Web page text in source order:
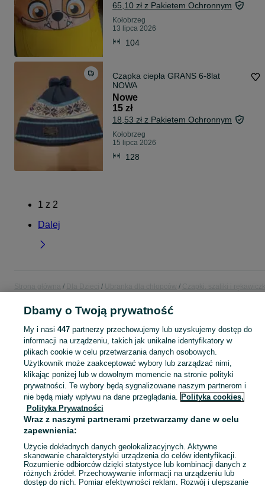
65,10 zł z Pakietem Ochronnym
Kołobrzeg
13 lipca 2026
104
Czapka ciepła GRANS 6-8lat
NOWA
Nowe
15 zł
18,53 zł z Pakietem Ochronnym
Kołobrzeg
15 lipca 2026
128
1 z 2
Dalej
Strona główna Ubranka dla chłopców
Czapki, szaliki i
- Kołobrzeg
KATEGORIA
ubranko do chrztu dla chłopca,ubranka na roczek dla chłopca Zobacz
Mapa kategorii
Mapa miejscowości
Mapa ministron
Popularne wyszukiwania
Dbamy o Twoją prywatność
My i nasi 447partnerzy przechowujemy lub uzyskujemy dostęp do
informacji na urządzeniu, takich jak unikalne identyfikatory w
plikach cookie w celu przetwarzania danych osobowych.
Użytkownik może zaakceptować wybory lub zarządzać nimi,
klikając poniżej lub w dowolnym momencie na stronie polityki
prywatności. Te wybory będą sygnalizowane naszym partnerom i
nie będą miały wpływu na dane przeglądania. Polityka cookies,
Polityka Prywatności
Wraz z naszymi partnerami przetwarzamy dane w celu
zapewnienia:
Użycie dokładnych danych geolokalizacyjnych. Aktywne
skanowanie charakterystyki urządzenia do celów identyfikacji.
Rozumienie odbiorców dzięki statystyce lub kombinacji danych z
różnych źródeł. Przechowywanie informacji na urządzeniu lub
dostęp do nich. Pomiar efektywności reklam. Rozwój i ulepszanie